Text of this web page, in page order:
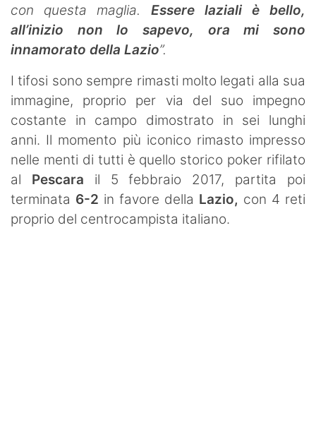
con questa maglia. Essere laziali è bello,
all’inizio non lo sapevo, ora mi sono
innamorato della Lazio”.
I tifosi sono sempre rimasti molto legati alla sua
immagine, proprio per via del suo impegno
costante in campo dimostrato in sei lunghi
anni. Il momento più iconico rimasto impresso
nelle menti di tutti è quello storico poker rifilato
al Pescara il 5 febbraio 2017, partita poi
terminata 6-2 in favore della Lazio, con 4 reti
proprio del centrocampista italiano.